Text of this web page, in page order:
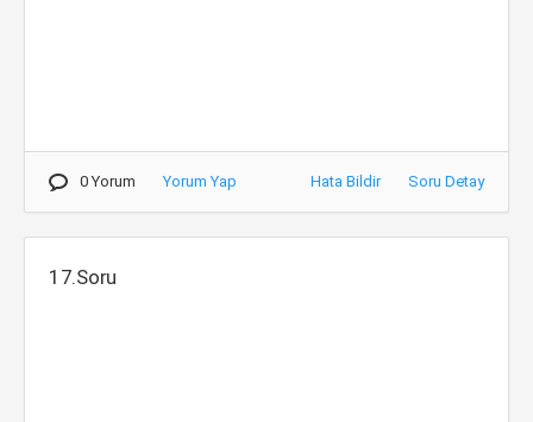
0 Yorum Yorum Yap Hata Bildir Soru Detay
17.Soru